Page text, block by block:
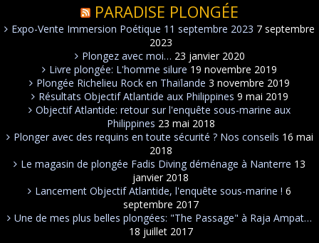
PARADISE PLONGÉE
Expo-Vente Immersion Poétique 11 septembre 2023 7 septembre
2023
Plongez avec moi… 23 janvier 2020
Livre plongée: L'homme silure 19 novembre 2019
Plongée Richelieu Rock en Thaïlande 3 novembre 2019
Résultats Objectif Atlantide aux Philippines 9 mai 2019
Objectif Atlantide: retour sur l'enquête sous-marine aux
Philippines 23 mai 2018
Plonger avec des requins en toute sécurité ? Nos conseils 16 mai
2018
Le magasin de plongée Fadis Diving déménage à Nanterre 13
janvier 2018
Lancement Objectif Atlantide, l'enquête sous-marine ! 6
septembre 2017
Une de mes plus belles plongées: "The Passage" à Raja Ampat…
18 juillet 2017